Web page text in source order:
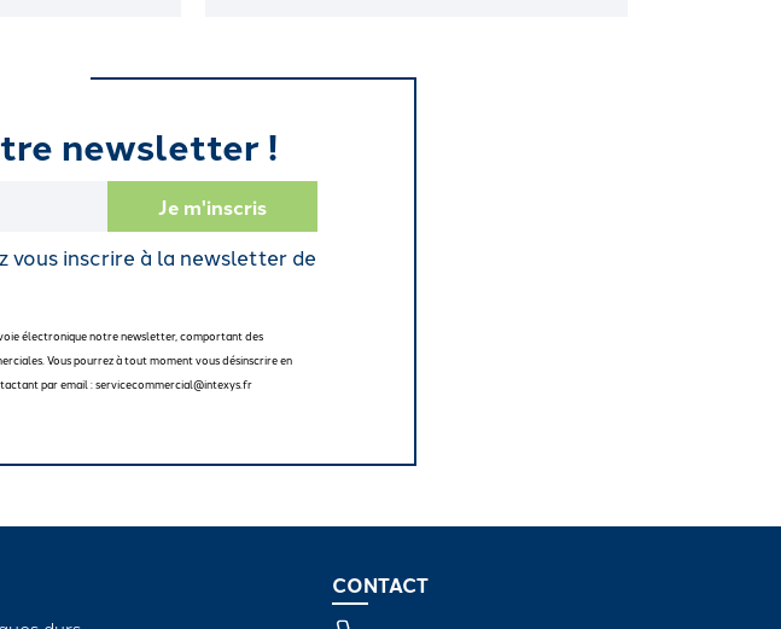
newsletter !
vous inscrire à la newsletter de
électronique notre newsletter, comportant des
Vous pourrez à tout moment vous désinscrire en
par email : servicecommercial@intexys.fr
CONTACT